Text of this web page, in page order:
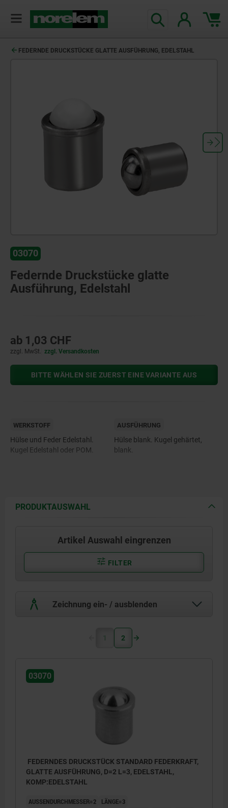
FEDERNDE DRUCKSTÜCKE GLATTE AUSFÜHRUNG, EDELSTAHL
03070
Federnde Druckstücke glatte
Ausführung, Edelstahl
ab 1,03 CHF
zzgl. MwSt. zzgl. Versandkosten
BITTE WÄHLEN SIE ZUERST EINE VARIANTE AUS
WERKSTOFF
Hülse und Feder Edelstahl.
Kugel Edelstahl oder POM.
AUSFÜHRUNG
Hülse blank. Kugel gehärtet,
blank.
PRODUKTAUSWAHL
Artikel Auswahl eingrenzen
FILTER
Zeichnung ein- / ausblenden
1 2
03070
FEDERNDES DRUCKSTÜCK STANDARD FEDERKRAFT,
GLATTE AUSFÜHRUNG, D=2 L=3, EDELSTAHL,
KOMP:EDELSTAHL
AUSSENDURCHMESSER=2
LÄNGE=3